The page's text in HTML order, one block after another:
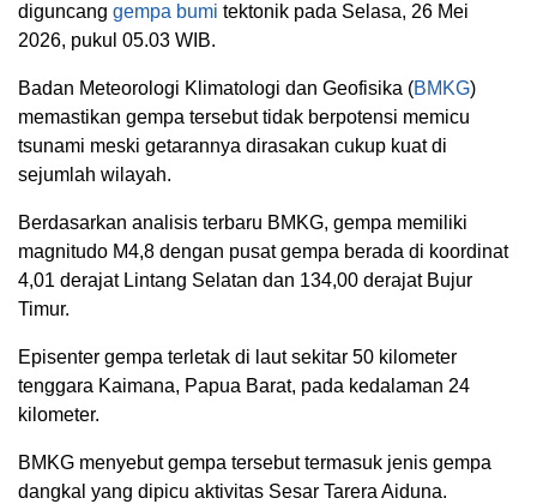
diguncang gempa bumi tektonik pada Selasa, 26 Mei
2026, pukul 05.03 WIB.
Badan Meteorologi Klimatologi dan Geofisika (BMKG)
memastikan gempa tersebut tidak berpotensi memicu
tsunami meski getarannya dirasakan cukup kuat di
sejumlah wilayah.
Berdasarkan analisis terbaru BMKG, gempa memiliki
magnitudo M4,8 dengan pusat gempa berada di koordinat
4,01 derajat Lintang Selatan dan 134,00 derajat Bujur
Timur.
Episenter gempa terletak di laut sekitar 50 kilometer
tenggara Kaimana, Papua Barat, pada kedalaman 24
kilometer.
BMKG menyebut gempa tersebut termasuk jenis gempa
dangkal yang dipicu aktivitas Sesar Tarera Aiduna.